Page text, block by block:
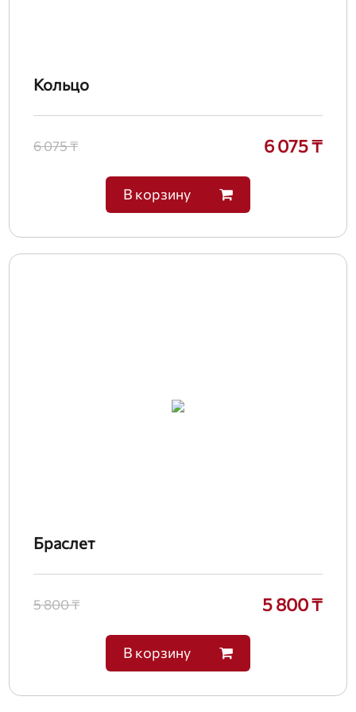
Кольцо
6 075 ₸ 6 075 ₸
В корзину
Браслет
5 800 ₸ 5 800 ₸
В корзину